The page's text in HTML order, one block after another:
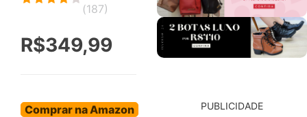
(187)
R$349,99
Comprar na Amazon PUBLICIDADE